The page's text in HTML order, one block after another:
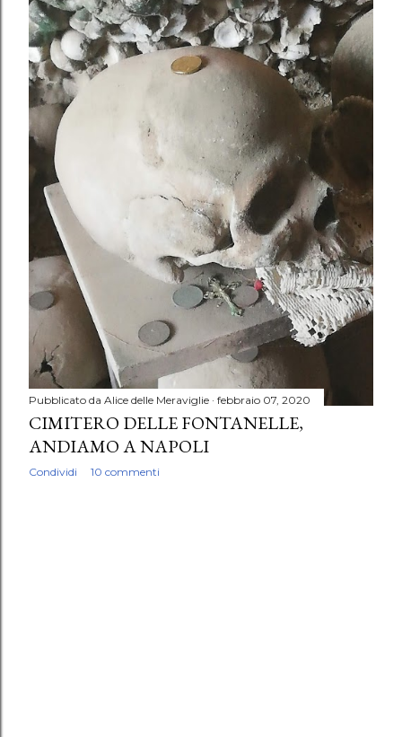
Pubblicato da Alice delle Meraviglie febbraio 07, 2020
CIMITERO DELLE FONTANELLE,
ANDIAMO A NAPOLI
Condividi 10 commenti